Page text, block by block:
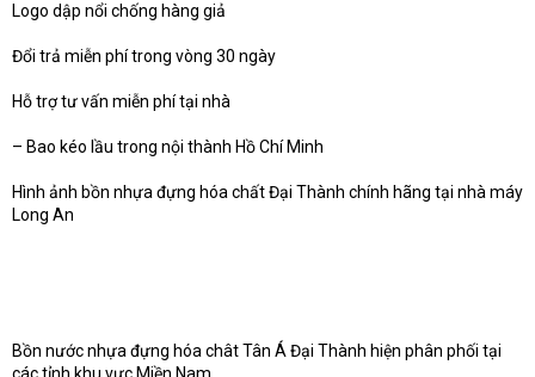
Logo dập nổi chống hàng giả
Đổi trả miễn phí trong vòng 30 ngày
Hỗ trợ tư vấn miễn phí tại nhà
– Bao kéo lầu trong nội thành Hồ Chí Minh
Hình ảnh bồn nhựa đựng hóa chất Đại Thành chính hãng tại nhà máy
Long An
Bồn nước nhựa đựng hóa chât Tân Á Đại Thành hiện phân phối tại